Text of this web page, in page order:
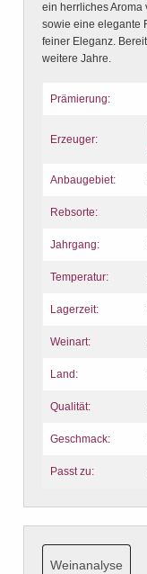
ein herrliches
sowie eine elegante
feiner Eleganz.
weitere Jahre.
Prämierung:
Erzeuger:
Anbaugebiet:
Rebsorte:
Jahrgang:
Temperatur:
Lagerzeit:
Weinart:
Land:
Qualität:
Geschmack:
Passt zu:
Weinanalyse